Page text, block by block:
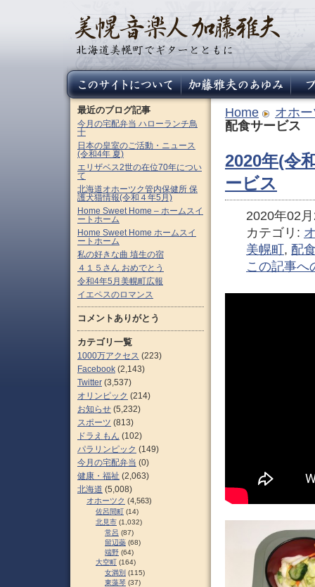
Home
オホ
配食サービス
2020年(令
ービス
2020年02
カテゴリ:
美幌町 , 配
この記事へ
最近のブログ記事
今月の宅配弁当 ハローランチ鳥
十
日本の皇室のご活動・ニュース
(令和4年 夏)
エリザベス2世の在位70年につい
て
北海道オホーツク管内保健所 保
護犬猫情報(令和４年5月)
Home Sweet Home – ホームスイ
ートホーム
Home Sweet Home ホームスイ
ートホーム
私の好きな曲 埴生の宿
４１５さん おめでとう
令和4年5月美幌町広報
イエペスのロマンス
コメントありがとう
カテゴリ一覧
1000万アクセス (223)
Facebook (2,143)
Twitter (3,537)
オリンピック (214)
お知らせ (5,232)
スポーツ (813)
ドラえもん (102)
パラリンピック (149)
今月の宅配弁当 (0)
健康・福祉 (2,063)
北海道 (5,008)
オホーツク (4,563)
佐呂間町 (14)
北見市 (1,032)
常呂 (87)
留辺蘂 (68)
端野 (64)
大空町 (164)
女満別 (115)
東藻琴 (37)